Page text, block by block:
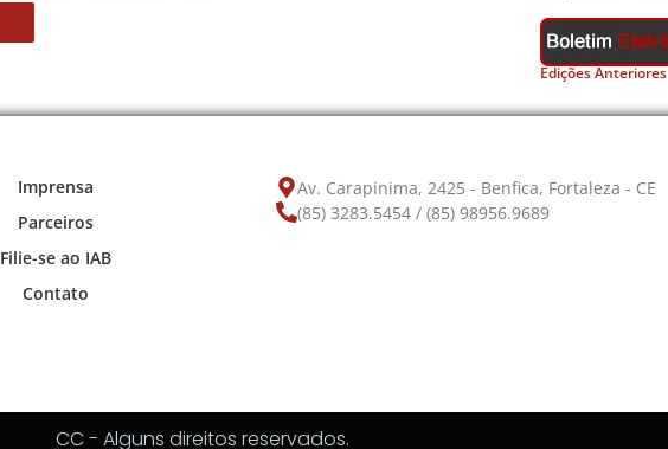
Edições Anteriores
Imprensa
Parceiros
Filie-se ao IAB
Contato
Av. Carapinima, 2425 - Benfica, Fortaleza - CE
(85) 3283.5454 / (85) 98956.9689
CC - Alguns direitos reservados.